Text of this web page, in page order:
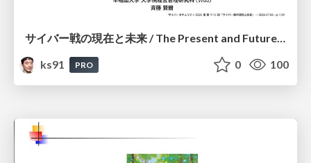
ks91
PRO 0 100